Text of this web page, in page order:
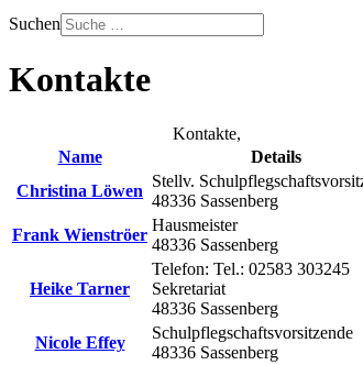
Suchen
Kontakte
Kontakte,
Name
Details
Christina Löwen
Stellv.
48336 Sassenberg
Frank Wienströer
Hausmeister
48336 Sassenberg
Heike Tarner
Telefon: Tel.: 02583 303245
Sekretariat
48336 Sassenberg
Nicole Effey
Schulpflegschaftsvorsitzende
48336 Sassenberg